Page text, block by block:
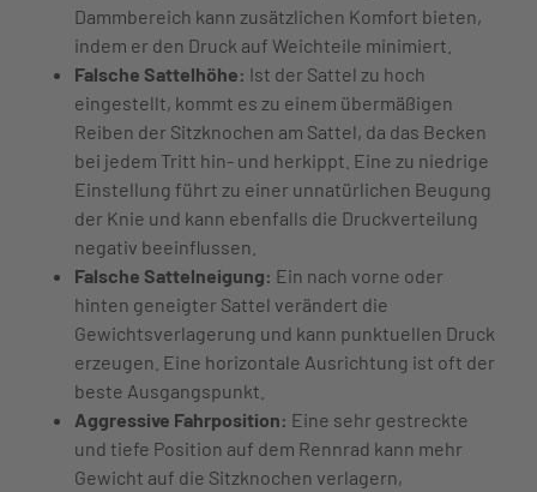
Dammbereich kann zusätzlichen Komfort bieten,
indem er den Druck auf Weichteile minimiert.
Falsche Sattelhöhe: Ist der Sattel zu hoch
eingestellt, kommt es zu einem übermäßigen
Reiben der Sitzknochen am Sattel, da das Becken
bei jedem Tritt hin- und herkippt. Eine zu niedrige
Einstellung führt zu einer unnatürlichen Beugung
der Knie und kann ebenfalls die Druckverteilung
negativ beeinflussen.
Falsche Sattelneigung: Ein nach vorne oder
hinten geneigter Sattel verändert die
Gewichtsverlagerung und kann punktuellen Druck
erzeugen. Eine horizontale Ausrichtung ist oft der
beste Ausgangspunkt.
Aggressive Fahrposition: Eine sehr gestreckte
und tiefe Position auf dem Rennrad kann mehr
Gewicht auf die Sitzknochen verlagern,